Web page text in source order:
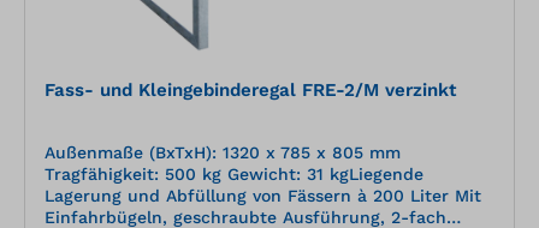
Fass- und Kleingebinderegal FRE-2/M verzinkt
Außenmaße (BxTxH): 1320 x 785 x 805 mm
Tragfähigkeit: 500 kg Gewicht: 31 kgLiegende
Lagerung und Abfüllung von Fässern à 200 Liter Mit
Einfahrbügeln, geschraubte Ausführung, 2-fach